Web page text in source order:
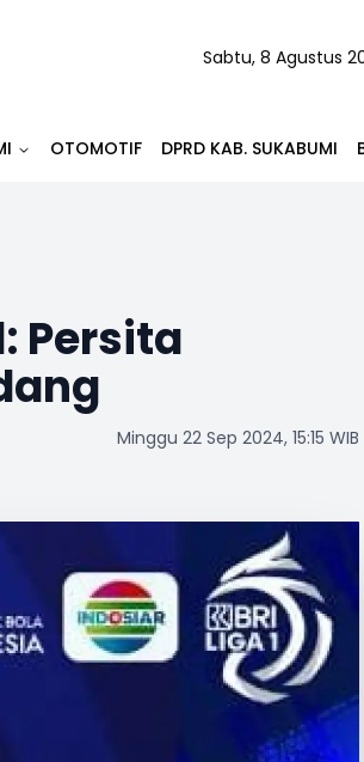
Sabtu, 8 Agustus
OTOMOTIF DPRD KAB. SUKABUMI
Persita
Minggu 22 Sep 2024, 15:15 WIB